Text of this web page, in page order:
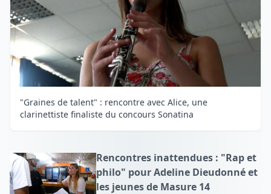
"Graines de talent" : rencontre avec Alice, une
clarinettiste finaliste du concours Sonatina
Rencontres inattendues : "Rap et
philo" pour Adeline Dieudonné et
les jeunes de Masure 14